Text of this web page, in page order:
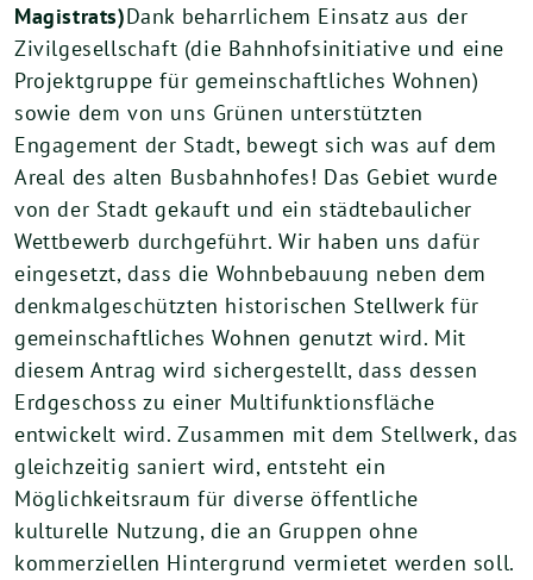
Magistrats)Dank beharrlichem Einsatz aus der
Zivilgesellschaft (die Bahnhofsinitiative und eine
Projektgruppe für gemeinschaftliches Wohnen)
sowie dem von uns Grünen unterstützten
Engagement der Stadt, bewegt sich was auf dem
Areal des alten Busbahnhofes! Das Gebiet wurde
von der Stadt gekauft und ein städtebaulicher
Wettbewerb durchgeführt. Wir haben uns dafür
eingesetzt, dass die Wohnbebauung neben dem
denkmalgeschützten historischen Stellwerk für
gemeinschaftliches Wohnen genutzt wird. Mit
diesem Antrag wird sichergestellt, dass dessen
Erdgeschoss zu einer Multifunktionsfläche
entwickelt wird. Zusammen mit dem Stellwerk, das
gleichzeitig saniert wird, entsteht ein
Möglichkeitsraum für diverse öffentliche
kulturelle Nutzung, die an Gruppen ohne
kommerziellen Hintergrund vermietet werden soll.